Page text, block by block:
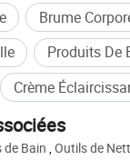
un nouveau
des
la
ou une
une usine de
sur les ventes
Brume
Produits De
Crème
Bain ,Outils de